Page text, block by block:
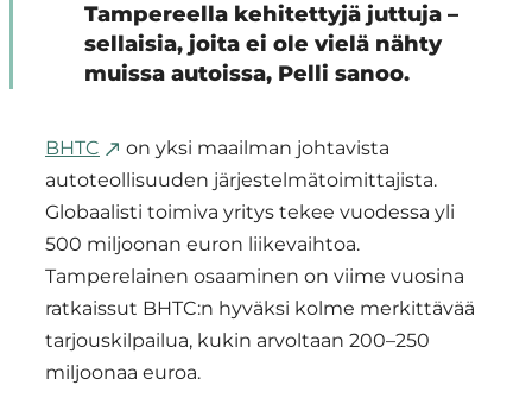
Tampereella kehitettyjä juttuja –
sellaisia, joita ei ole vielä nähty
muissa autoissa, Pelli sanoo.
BHTC
on yksi maailman johtavista
autoteollisuuden järjestelmätoimittajista.
Globaalisti toimiva yritys tekee vuodessa yli
500 miljoonan euron liikevaihtoa.
Tamperelainen osaaminen on viime vuosina
ratkaissut BHTC:n hyväksi kolme merkittävää
tarjouskilpailua, kukin arvoltaan 200–250
miljoonaa euroa.